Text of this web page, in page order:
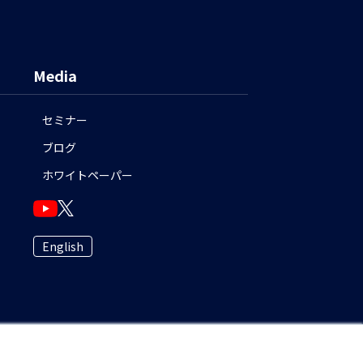
Media
セミナー
ブログ
ホワイトペーパー
English